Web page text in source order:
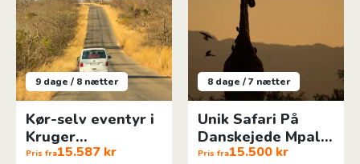
9 dage / 8 nætter
Kør-selv eventyr i
Kruger
Nationalpark
Pris fra15.587 kr
8 dage / 7 nætter
Unik Safari På
Danskejede Mpala
Safari Lodge
Pris fra15.500 kr